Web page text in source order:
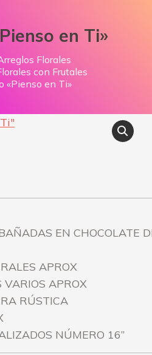
en Ti»
Florales
con Frutales
«Pienso en Ti»
EN CHOCOLATE
APROX
VARIOS APROX
RÚSTICA
NÚMERO 16”